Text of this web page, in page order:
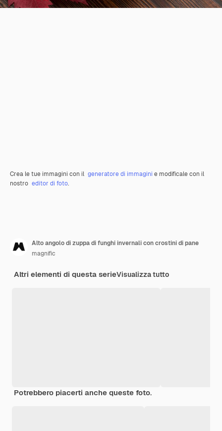
Crea le tue immagini con il generatore di immagini e modificale con il
nostro editor di foto.
Alto angolo di zuppa di funghi invernali con crostini di pane
magnific
Altri elementi di questa serieVisualizza tutto
Potrebbero piacerti anche queste foto.